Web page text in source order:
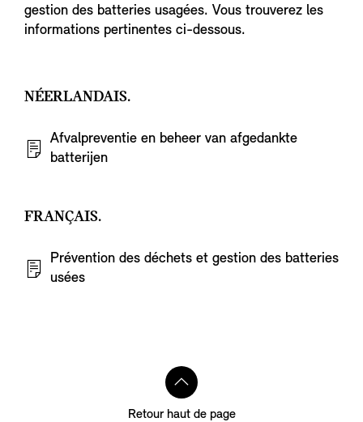
gestion des batteries usagées. Vous trouverez les
informations pertinentes ci-dessous.
NÉERLANDAIS.
Afvalpreventie en beheer van afgedankte
batterijen
FRANÇAIS.
Prévention des déchets et gestion des batteries
usées
Retour haut de page